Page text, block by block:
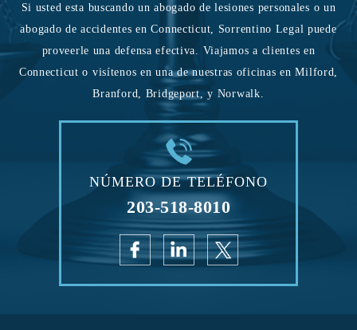
Si usted esta buscando un abogado de lesiones personales o un
abogado de accidentes en Connecticut, Sorrentino Legal puede
proveerle una defensa efectiva. Viajamos a clientes en
Connecticut o visítenos en una de nuestras oficinas en Milford,
Branford, Bridgeport, y Norwalk.
NÚMERO DE TELÉFONO
203-518-8010